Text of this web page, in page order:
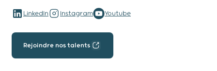
LinkedIn Instagram Youtube
Rejoindre nos talents